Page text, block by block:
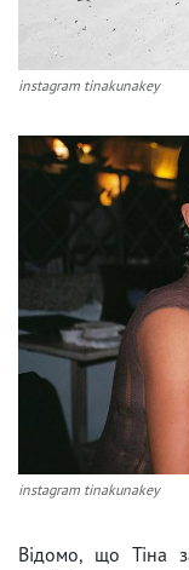
instagram tinakunakey
instagram tinakunakey
Відомо, що Тіна